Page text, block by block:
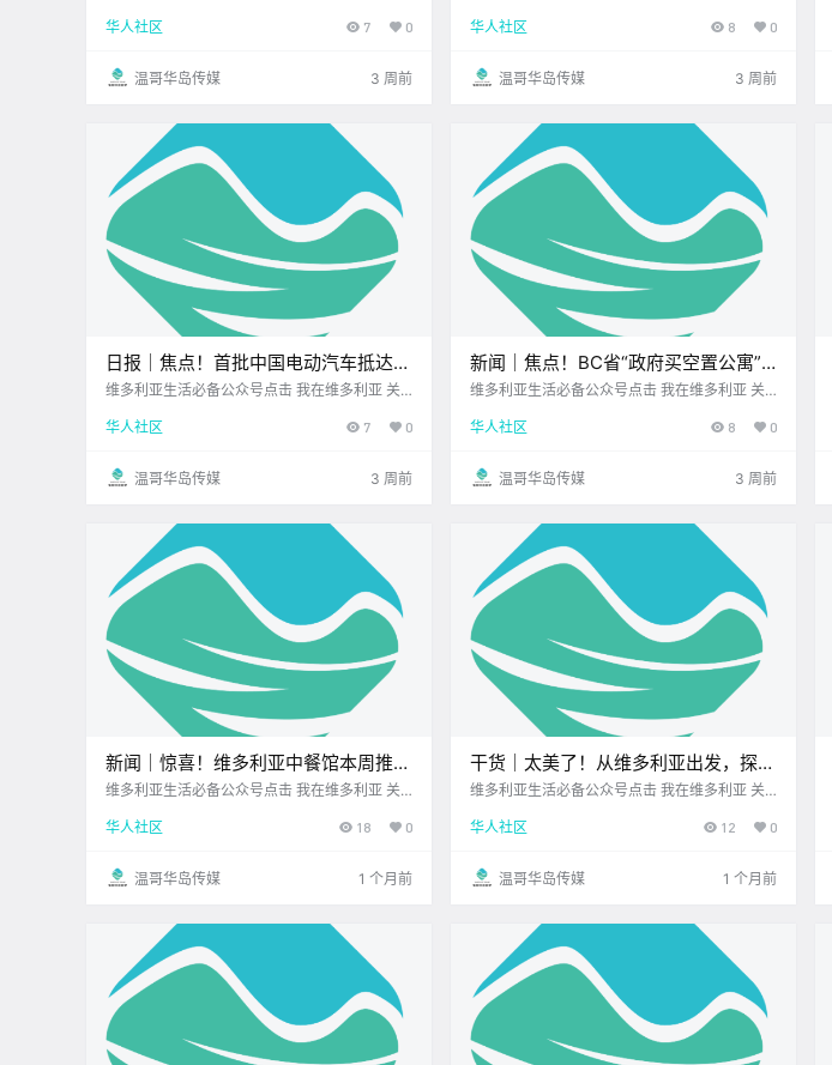
顶级科创学校您值得信赖的地产经纪 每周折扣时
超的超值优惠 无论是美食饮品 .
华人社区 7 0
温哥华岛传媒 3 周前
利亚两家主要医院加入！
亚洲超市您值得信赖的地产经纪公元2026年7月
维多利亚本周气象预报（.
华人社区 8 0
温哥华岛传媒 3 周前
日报｜焦点！首批中国电动汽车抵达加
拿大！Saanich发生严重袭击案，受害
维多利亚生活必备公众号点击 我在维多利亚 关
亚洲超市您值得信赖的地产经纪公元2026年7月
维多利亚本周气象预报（.
华人社区 7 0
温哥华岛传媒 3 周前
新闻｜焦点！BC省“政府买空置公寓”
计划引爆国会，自由党一票否决拒绝被
啦！
维多利亚生活必备公众号点击 我在维多利亚 关
利亚DT店北美最大亚洲超市 大家周二好呀~ 新
看看 身边都发生了 哪些新鲜事吧！.
华人社区 8 0
温哥华岛传媒 3 周前
新闻｜惊喜！维多利亚中餐馆本周推出
音乐沙龙晚宴！维多利亚清真寺领袖街
维多利亚生活必备公众号点击 我在维多利亚 关
亚洲超市您值得信赖的地产经纪 大家周一好呀~
华人社区 18 0
温哥华岛传媒 1 个月前
干货｜太美了！从维多利亚出发，探秘
华盛顿州的六处绝美风景！
维多利亚生活必备公众号点击 我在维多利亚 关
赖的地产经纪 你可能以为从维多利亚 去温哥华
华人社区 12 0
温哥华岛传媒 1 个月前